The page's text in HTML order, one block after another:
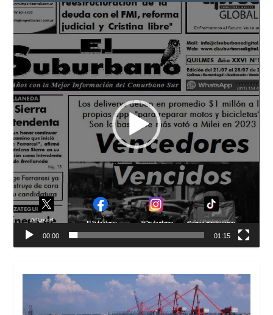
Reproductor
de
vídeo
00:00 01:15